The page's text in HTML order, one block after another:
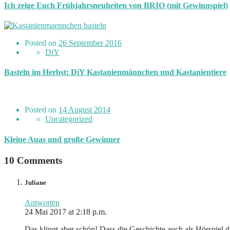
Ich zeige Euch Frühjahrsneuheiten von BRIO (mit Gewinnspiel)
Posted on 26 September 2016
DiY
Basteln im Herbst: DiY Kastanienmännchen und Kastanientiere
Posted on 14 August 2014
Uncategorized
Kleine Auas und große Gewinner
10 Comments
Juliane
Antworten
24 Mai 2017 at 2:18 p.m.